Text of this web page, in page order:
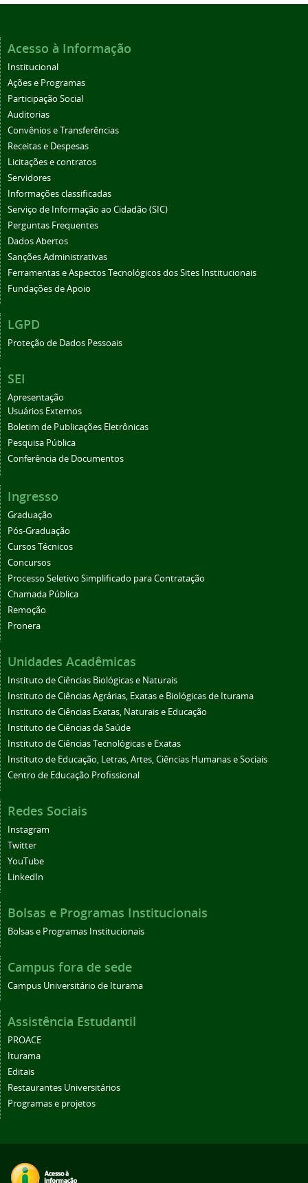
Acesso à Informação
Institucional
Ações e Programas
Participação Social
Auditorias
Convênios e Transferências
Receitas e Despesas
Licitações e contratos
Servidores
Informações classificadas
Serviço de Informação ao Cidadão (SIC)
Perguntas Frequentes
Dados Abertos
Sanções Administrativas
Ferramentas e Aspectos Tecnológicos dos Sites Institucionais
Fundações de Apoio
LGPD
Proteção de Dados Pessoais
SEI
Apresentação
Usuários Externos
Boletim de Publicações Eletrônicas
Pesquisa Pública
Conferência de Documentos
Ingresso
Graduação
Pós-Graduação
Cursos Técnicos
Concursos
Processo Seletivo Simplificado para Contratação
Chamada Pública
Remoção
Pronera
Unidades Acadêmicas
Instituto de Ciências Biológicas e Naturais
Instituto de Ciências Agrárias, Exatas e Biológicas de Iturama
Instituto de Ciências Exatas, Naturais e Educação
Instituto de Ciências da Saúde
Instituto de Ciências Tecnológicas e Exatas
Instituto de Educação, Letras, Artes, Ciências Humanas e Sociais
Centro de Educação Profissional
Redes Sociais
Instagram
Twitter
YouTube
LinkedIn
Bolsas e Programas Institucionais
Bolsas e Programas Institucionais
Campus fora de sede
Campus Universitário de Iturama
Assistência Estudantil
PROACE
Iturama
Editais
Restaurantes Universitários
Programas e projetos